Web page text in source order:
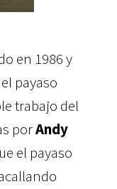
en 1986 y
payaso
trabajo del
porAndy
el payaso